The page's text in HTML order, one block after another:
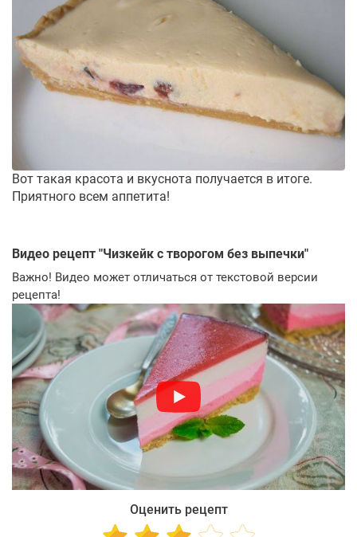
Вот такая красота и вкуснота получается в итоге.
Приятного всем аппетита!
Видео рецепт "Чизкейк с творогом без выпечки"
Важно! Видео может отличаться от текстовой версии
рецепта!
Оценить рецепт